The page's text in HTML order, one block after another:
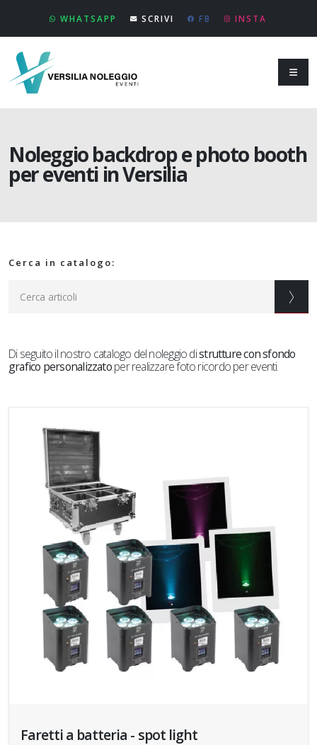
WHATSAPP SCRIVI FB INSTA
Noleggio backdrop e photo booth
per eventi in Versilia
Cerca in catalogo:
Di seguito il nostro catalogo del noleggio distrutture con sfondo
grafico personalizzatoper realizzare foto ricordo per eventi.
Faretti a batteria - spot light